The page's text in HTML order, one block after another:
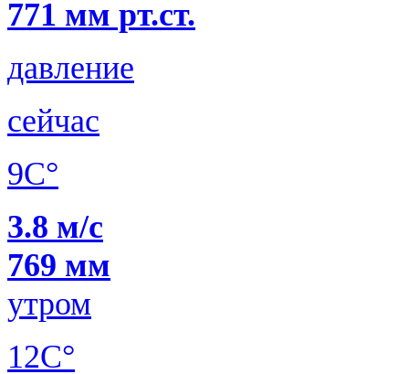
771 мм рт.ст.
давление
сейчас
9C°
3.8 м/с
769 мм
утром
12C°